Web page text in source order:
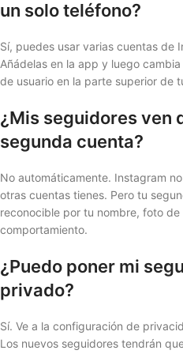
un solo teléfono?
Sí, puedes usar varias cuentas de
Añádelas en la app y luego
de usuario en la parte superior de
¿Mis seguidores ven
segunda cuenta?
No automáticamente. Instagram
otras cuentas tienes. Pero tu
reconocible por tu nombre, foto
comportamiento.
¿Puedo poner mi
privado?
Sí. Ve a la configuración de
Los nuevos seguidores tendrán